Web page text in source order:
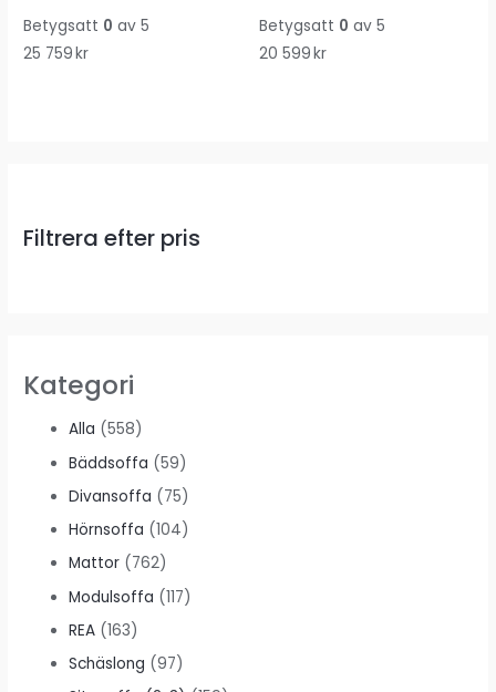
Filtrera efter pris
Kategori
Alla (558)
Bäddsoffa (59)
Divansoffa (75)
Hörnsoffa (104)
Mattor (762)
Modulsoffa (117)
REA (163)
Schäslong (97)
Betygsatt 0 av 5
25 759kr
Betygsatt 0 av 5
20 599kr